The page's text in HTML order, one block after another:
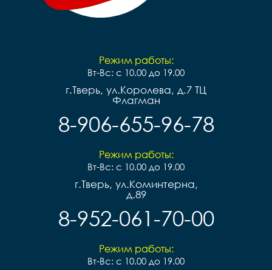
Режим работы:
Вт-Вс: с 10.00 до 19.00
г.Тверь, ул.Королева, д.7 ТЦ
Флагман
8-906-655-96-78
Режим работы:
Вт-Вс: с 10.00 до 19.00
г.Тверь, ул.Коминтерна,
д.89
8-952-061-70-00
Режим работы:
Вт-Вс: с 10.00 до 19.00